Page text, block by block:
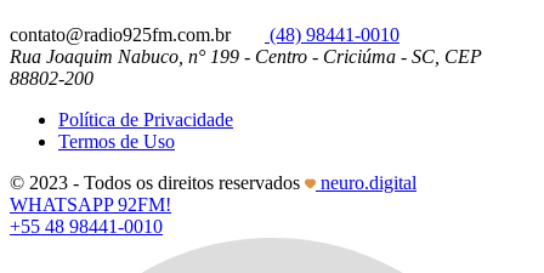
contato@radio925fm.com.br
(48) 98441-0010
Rua Joaquim Nabuco, n° 199 - Centro - Criciúma - SC, CEP
88802-200
Política de Privacidade
Termos de Uso
© 2023 - Todos os direitos reservados
neuro.digital
WHATSAPP 92FM!
+55 48 98441-0010